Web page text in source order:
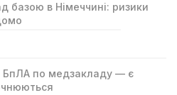
базою в Німеччині: ризики
БпЛА по медзакладу — є